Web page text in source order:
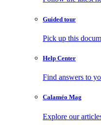
Guided tour
Pick up this
Help Center
Find answers to
Calaméo Mag
Explore our